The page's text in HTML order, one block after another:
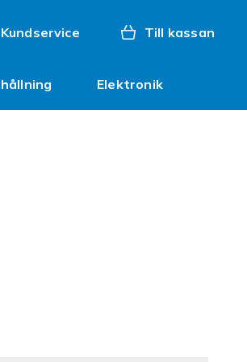
Kundservice Till kassan
Elektronik